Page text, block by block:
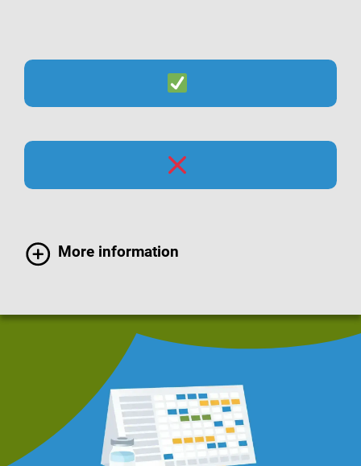
More information
Impfen
Impfungen gehören zu den wichtigsten
Infektionskrankheiten zu schützen. Impfen stärkt
die individuelle Abwehr und trägt zum